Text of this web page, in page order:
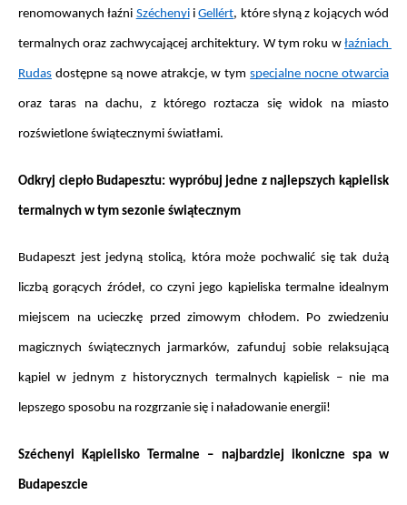
renomowanych łaźni Széchenyi i Gellért, które słyną z kojących wód
termalnych oraz zachwycającej architektury. W tym roku w łaźniach
Rudas dostępne są nowe atrakcje, w tym specjalne nocne otwarcia
oraz taras na dachu, z którego roztacza się widok na miasto
rozświetlone świątecznymi światłami.
Odkryj ciepło Budapesztu: wypróbuj jedne z najlepszych kąpielisk
termalnych w tym sezonie świątecznym
Budapeszt jest jedyną stolicą, która może pochwalić się tak dużą
liczbą gorących źródeł, co czyni jego kąpieliska termalne idealnym
miejscem na ucieczkę przed zimowym chłodem. Po zwiedzeniu
magicznych świątecznych jarmarków, zafunduj sobie relaksującą
kąpiel w jednym z historycznych termalnych kąpielisk – nie ma
lepszego sposobu na rozgrzanie się i naładowanie energii!
Széchenyi Kąpielisko Termalne – najbardziej ikoniczne spa w
Budapeszcie